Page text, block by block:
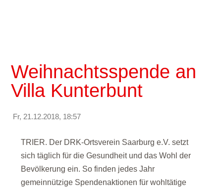
Weihnachtsspende an
Villa Kunterbunt
Fr, 21.12.2018, 18:57
TRIER. Der DRK-Ortsverein Saarburg e.V. setzt
sich täglich für die Gesundheit und das Wohl der
Bevölkerung ein. So finden jedes Jahr
gemeinnützige Spendenaktionen für wohltätige